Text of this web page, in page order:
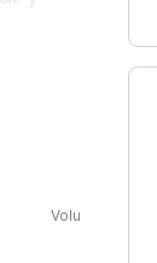
Volume (24h)